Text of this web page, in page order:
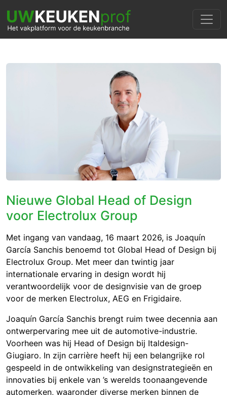
Nieuwe Global Head of Design
voor Electrolux Group
Met ingang van vandaag, 16 maart 2026, is Joaquín
García Sanchis benoemd tot Global Head of Design bij
Electrolux Group. Met meer dan twintig jaar
internationale ervaring in design wordt hij
verantwoordelijk voor de designvisie van de groep
voor de merken Electrolux, AEG en Frigidaire.
Joaquín García Sanchis brengt ruim twee decennia aan
ontwerpervaring mee uit de automotive-industrie.
Voorheen was hij Head of Design bij Italdesign-
Giugiaro. In zijn carrière heeft hij een belangrijke rol
gespeeld in de ontwikkeling van designstrategieën en
innovaties bij enkele van ’s werelds toonaangevende
automerken, waaronder diverse merken binnen de